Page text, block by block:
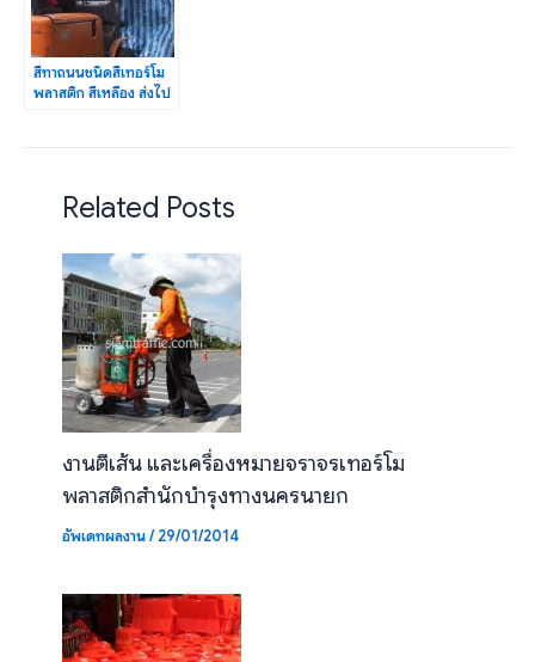
สีทาถนนชนิดสีเทอร์โม
พลาสติก สีเหลือง ส่งไป
Related Posts
งานตีเส้น และเครื่องหมายจราจรเทอร์โม
พลาสติกสำนักบำรุงทางนครนายก
อัพเดทผลงาน/29/01/2014